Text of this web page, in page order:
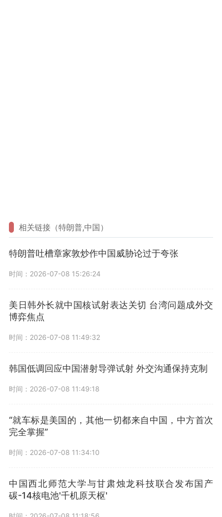
相关链接（特朗普,中国）
特朗普吐槽章家敦炒作中国威胁论过于夸张
时间：2026-07-08 15:26:24
美日韩外长就中国核试射表达关切 台湾问题成外交
博弈焦点
时间：2026-07-08 11:49:32
韩国低调回应中国潜射导弹试射 外交沟通保持克制
时间：2026-07-08 11:49:18
“就车标是美国的，其他一切都来自中国，中方首次
完全掌握”
时间：2026-07-08 11:34:10
中国西北师范大学与甘肃烛龙科技联合发布国产
碳-14核电池'千机原天枢'